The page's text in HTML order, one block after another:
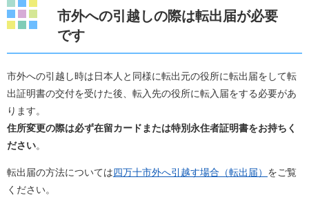
市外への引越しの際は転出届が必要
です
市外への引越し時は日本人と同様に転出元の役所に転出届をして転
出証明書の交付を受けた後、転入先の役所に転入届をする必要があ
ります。
住所変更の際は必ず在留カードまたは特別永住者証明書をお持ちく
ださい。
転出届の方法については四万十市外へ引越す場合（転出届） をご覧
ください。